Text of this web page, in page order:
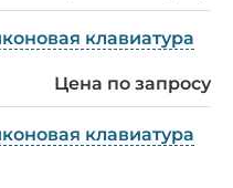
клавиатура
Цена по запросу
клавиатура